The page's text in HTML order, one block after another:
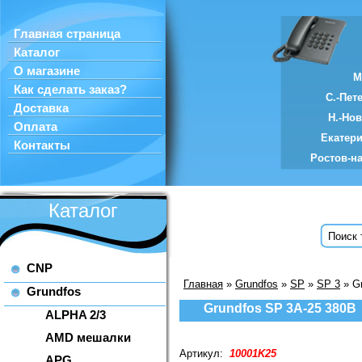
Главная страница
Каталог
О магазине
Как сделать заказ?
Доставка
Оплата
Контакты
С.-
Н.-
Ростов-
Каталог
CNP
Grundfos
ALPHA 2/3
AMD мешалки
Главная » Grundfos » SP » SP 3 »
Grundfos SP 3A-25 380В
Артикул: 10001K25